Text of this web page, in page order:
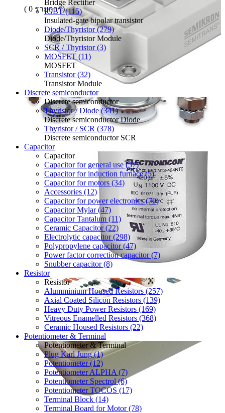
( 0 รายการ)
Bridge Rectifier
IGBT (115)
Insulated-gate bipolar transistor
Diode/Thyristor (279)
Diode/Thyristor Module
SCR / Thyristor (3)
MOSFET (11)
MOSFET
Transistor (32)
Transistor Module
Discrete semiconductor
Discrete semiconductor
Thyristor / Diode (341)
Discrete semiconductor Diode
Thyristor / SCR (378)
Discrete semiconductor SCR
Capacitor
Capacitor
Capacitor for general use (57)
Capacitor for induction furnace (5)
Capacitor for motors (34)
Accessories (12)
Capacitor for power electronics (70)
Capacitor Mylar (47)
Capacitor Tantalum (11)
Ceramic Capacitor (22)
Electrolytic capacitor (298)
Polypropylene capacitor (47)
Power factor correction capacitor (7)
Snubber capacitor (8)
Resistor
Resistor
Alumminium Housed Resistors (257)
Axial Coated Silicon Resistors (139)
Heavy Duty Power Resistors (169)
Vitreous Enamelled Resistors (368)
Ceramic Housed Resistors (22)
Potentiometer & Terminal
Potentiometer & Terminal
Plug Karl Jung (1)
Potentiometer (12)
Potentiometer ALPHA (7)
Potentiometer Spectrol (6)
Potentiometer TOCOS (17)
Terminal Block (14)
Terminal Board for Motor (78)